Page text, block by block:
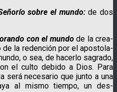
sobre el mundo:de dos
con el mundode la crea­
de la redención por el apostola­
o sea, de hacerlo sagrado,
el culto debido a Dios. Para
será nece­sario que junto a una
al mismo tiem­po, un des­